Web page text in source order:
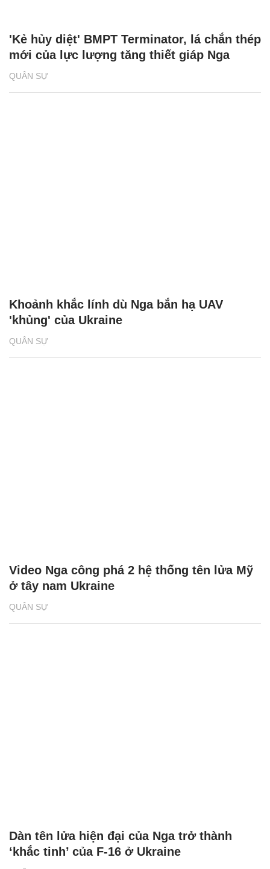
QUÂN SỰ
'Kẻ hủy diệt' BMPT Terminator, lá chắn thép
mới của lực lượng tăng thiết giáp Nga
QUÂN SỰ
Khoảnh khắc lính dù Nga bắn hạ UAV
'khủng' của Ukraine
QUÂN SỰ
Video Nga công phá 2 hệ thống tên lửa Mỹ
ở tây nam Ukraine
Dàn tên lửa hiện đại của Nga trở thành
‘khắc tinh’ của F-16 ở Ukraine